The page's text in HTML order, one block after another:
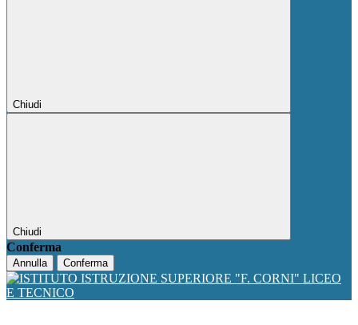
Chiudi
Chiudi
Conferma
Annulla Conferma